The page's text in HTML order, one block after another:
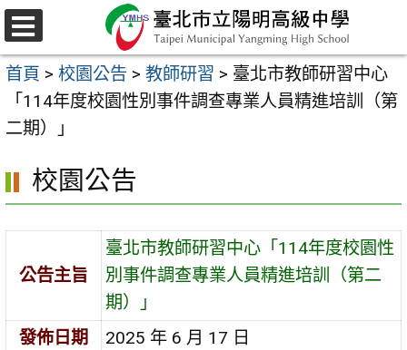
跳
至
主
內
區
選
單
首頁 > 校園公告 > 教師研習 > 臺北市教師研習中心
「114年度校園性別事件調查專業人員精進培訓（第
二期）」
校園公告
公告主旨
臺北市教師研習中心「114年度校園性
別事件調查專業人員精進培訓（第二
期）」
發佈日期
2025 年 6 月 17 日